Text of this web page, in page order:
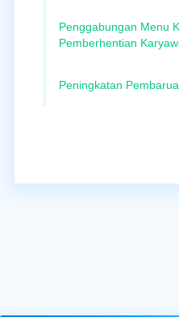
Penggabungan Menu
Pemberhentian
Peningkatan